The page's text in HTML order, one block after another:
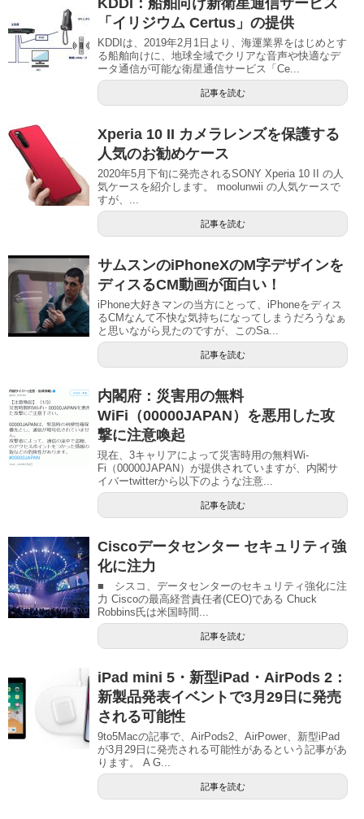
KDDI：船舶向け新衛星通信サービス
「イリジウム Certus」の提供
KDDIは、2019年2月1日より、海運業界をはじめとす
る船舶向けに、地球全域でクリアな音声や快適なデ
ータ通信が可能な衛星通信サービス「Ce...
記事を読む
Xperia 10 II カメラレンズを保護する
人気のお勧めケース
2020年5月下旬に発売されるSONY Xperia 10 II の人
気ケースを紹介します。 moolunwii の人気ケースで
すが、...
記事を読む
サムスンのiPhoneXのM字デザインを
ディスるCM動画が面白い！
iPhone大好きマンの当方にとって、iPhoneをディス
るCMなんて不快な気持ちになってしまうだろうなぁ
と思いながら見たのですが、このSa...
記事を読む
内閣府：災害用の無料
WiFi（00000JAPAN）を悪用した攻
撃に注意喚起
現在、3キャリアによって災害時用の無料Wi-
Fi（00000JAPAN）が提供されていますが、内閣サ
イバーtwitterから以下のような注意...
記事を読む
Ciscoデータセンター セキュリティ強
化に注力
■ シスコ、データセンターのセキュリティ強化に注
力 Ciscoの最高経営責任者(CEO)である Chuck
Robbins氏は米国時間...
記事を読む
iPad mini 5・新型iPad・AirPods 2：
新製品発表イベントで3月29日に発売
される可能性
9to5Macの記事で、AirPods2、AirPower、新型iPad
が3月29日に発売される可能性があるという記事があ
ります。 A G...
記事を読む